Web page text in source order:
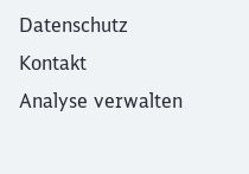
Datenschutz
Kontakt
Analyse verwalten